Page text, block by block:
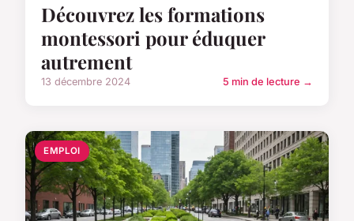
Découvrez les formations
montessori pour éduquer
autrement
13 décembre 2024 5 min de lecture →
EMPLOI